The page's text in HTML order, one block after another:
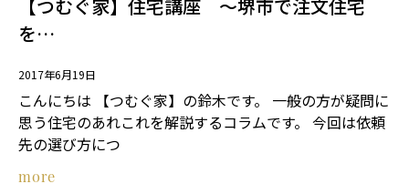
【つむぐ家】住宅講座 ～堺市で注文住宅
を…
2017年6月19日
こんにちは 【つむぐ家】の鈴木です。 一般の方が疑問に
思う住宅のあれこれを解説するコラムです。 今回は依頼
先の選び方につ
more